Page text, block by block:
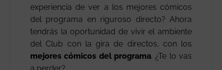
experiencia de ver a los mejores cómicos
del programa en riguroso directo? Ahora
tendrás la oportunidad de vivir el ambiente
del Club con la gira de directos, con los
mejores cómicos del programa. ¿Te lo vas